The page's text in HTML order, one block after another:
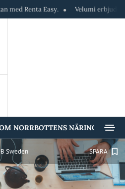
Easy. Velumi erbjuder ett
NORRBOTTENS NÄRINGSLIV
Sweden SPARA